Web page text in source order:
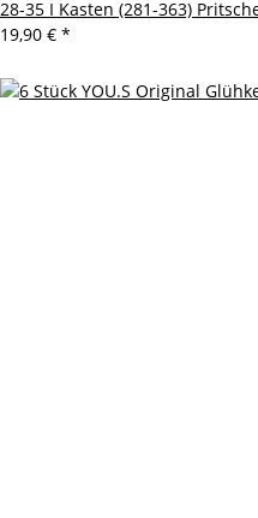
28-35 I Kasten (281-363)
19,90 € *